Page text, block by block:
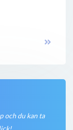
och du kan ta